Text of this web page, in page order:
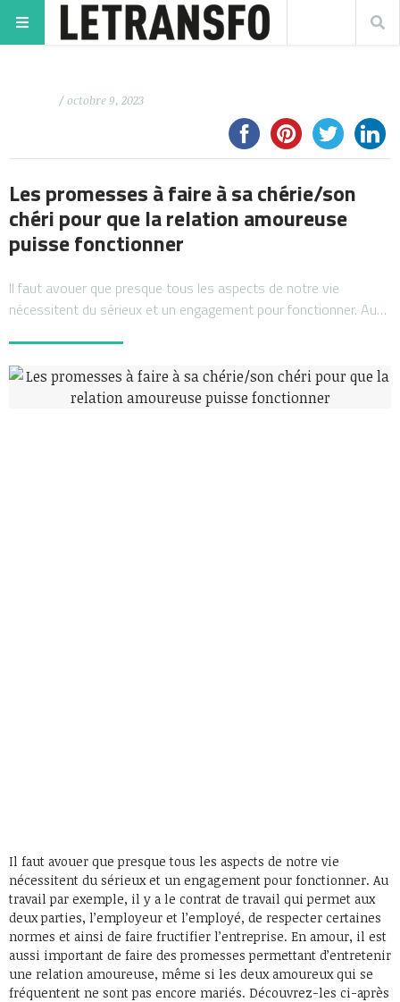
/ octobre 9, 2023
Les promesses à faire à sa chérie/son
chéri pour que la relation amoureuse
puisse fonctionner
Il faut avouer que presque tous les aspects de notre vie
nécessitent du sérieux et un engagement pour fonctionner. Au…
Il faut avouer que presque tous les aspects de notre vie
nécessitent du sérieux et un engagement pour fonctionner. Au
travail par exemple, il y a le contrat de travail qui permet aux
deux parties, l’employeur et l’employé, de respecter certaines
normes et ainsi de faire fructifier l’entreprise. En amour, il est
aussi important de faire des promesses permettant d’entretenir
une relation amoureuse, même si les deux amoureux qui se
fréquentent ne sont pas encore mariés. Découvrez-les ci-après